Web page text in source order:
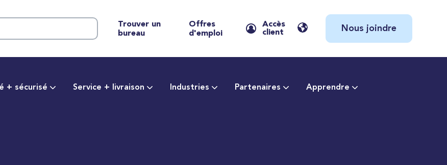
Trouver un
bureau
Offres
d'emploi
Accès
client
Nous joindre
+ sécurisé Service + livraison Industries Partenaires Apprendre